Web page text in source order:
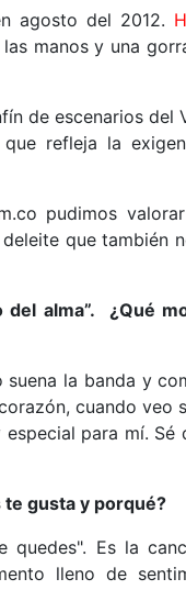
agosto del 2012.
manos y una
de escenarios del
que refleja la
pudimos
que también
alma”. ¿Qué
la banda y
cuando veo
para mí. Sé
te gusta y porqué?
Es la
lleno de